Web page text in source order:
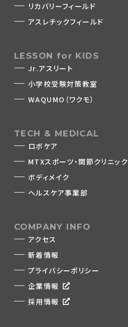
リカバリーフィールド
アスレチックフィールド
LESSON for KIDS
Jr.アスリート
小学校受験対策教室
WAQUMO（ワクモ）
TECH & MEDICAL
ロボケア
MTXスポーツ・関節クリニック
ボディメイク
ヘルスケア事業部
COMPANY INFO
アクセス
新着情報
プライバシーポリシー
企業情報
採用情報